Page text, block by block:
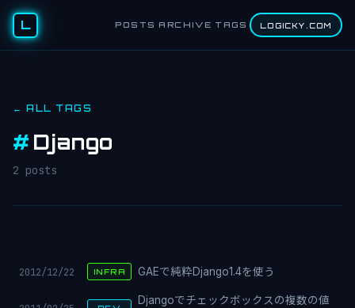
L POSTS ARCHIVE TAGS LOGICKY.COM
← ALL TAGS
# Django
2 posts
2012/12/22 INFRA GAEで純粋Django1.4を使う
Djangoでチェックボックスの複数の値